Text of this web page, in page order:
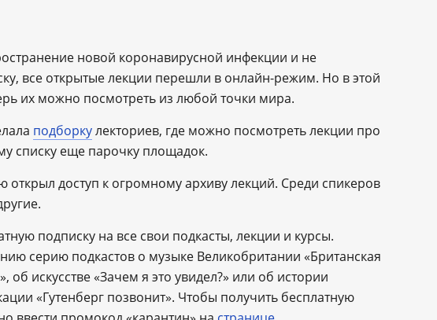
новой коронавирусной инфекции и не
все открытые лекции перешли в онлайн-режим. Но в этой
их можно посмотреть из любой точки мира.
подборкулекториев, где можно посмотреть лекции про
списку еще парочку площадок.
открыл доступ к огромному архиву лекций. Среди спикеров
подписку на все свои подкасты, лекции и курсы.
серию подкастов о музыке Великобритании «Британская
об искусстве «Зачем я это увидел?» или об истории
«Гутенберг позвонит». Чтобы получить бесплатную